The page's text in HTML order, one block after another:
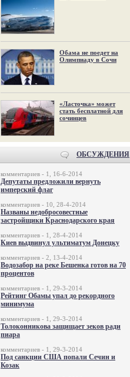
Обама не поедет на
Олимпиаду в Сочи
«Ласточка» может
стать бесплатной для
сочинцев
ОБСУЖДЕНИЯ
комментариев - 1, 16-6-2014
Депутаты предложили вернуть
имперский флаг
комментариев - 10, 28-4-2014
Названы недобросовестные
застройщики Краснодарского края
комментариев - 1, 28-4-2014
Киев выдвинул ультиматум Донецку
комментариев - 2, 13-4-2014
Водозабор на реке Бешенка готов на 70
процентов
комментариев - 1, 29-3-2014
Рейтинг Обамы упал до рекордного
минимума
комментариев - 1, 29-3-2014
Толоконникова защищает зеков ради
пиара
комментариев - 1, 29-3-2014
Под санкции США попали Сечин и
Козак